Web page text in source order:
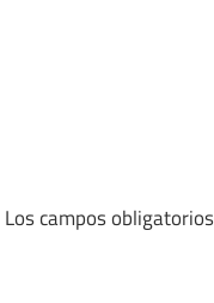
Los campos